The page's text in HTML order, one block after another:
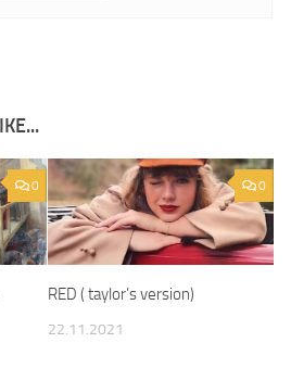
0 0
RED ( taylor’s version)
22.11.2021